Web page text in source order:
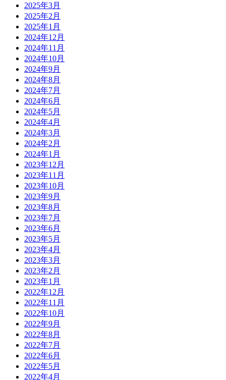
2025年3月
2025年2月
2025年1月
2024年12月
2024年11月
2024年10月
2024年9月
2024年8月
2024年7月
2024年6月
2024年5月
2024年4月
2024年3月
2024年2月
2024年1月
2023年12月
2023年11月
2023年10月
2023年9月
2023年8月
2023年7月
2023年6月
2023年5月
2023年4月
2023年3月
2023年2月
2023年1月
2022年12月
2022年11月
2022年10月
2022年9月
2022年8月
2022年7月
2022年6月
2022年5月
2022年4月